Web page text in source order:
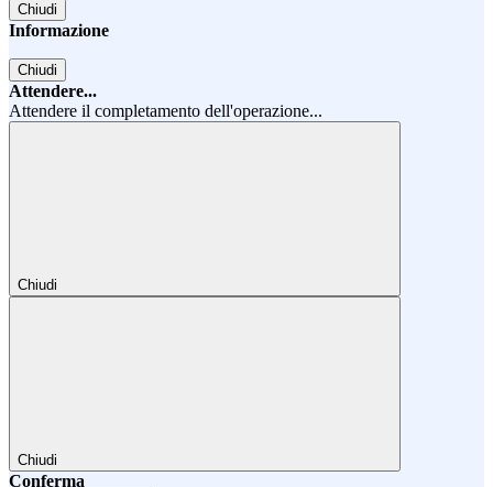
Chiudi
Informazione
Chiudi
Attendere...
Attendere il completamento dell'operazione...
Chiudi
Chiudi
Conferma